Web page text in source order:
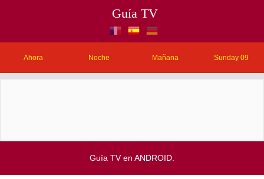
Guía TV
Ahora Noche Mañana Sunday 09
Guía TV en ANDROID.